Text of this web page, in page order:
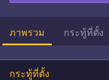
ภาพรวม กระทู้ที่ตั้ง
กระทู้ที่ตั้ง